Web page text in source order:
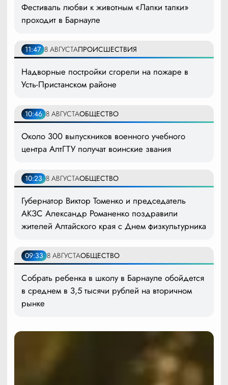
Фестиваль любви к животным «Лапки тапки»
проходит в Барнауле
11:47 8 АВГУСТАПРОИСШЕСТВИЯ
Надворные постройки сгорели на пожаре в
Усть-Пристанском районе
10:46 8 АВГУСТАОБЩЕСТВО
Около 300 выпускников военного учебного
центра АлтГТУ получат воинские звания
10:23 8 АВГУСТАОБЩЕСТВО
Губернатор Виктор Томенко и председатель
АКЗС Александр Романенко поздравили
жителей Алтайского края с Днем физкультурника
09:33 8 АВГУСТАОБЩЕСТВО
Собрать ребенка в школу в Барнауле обойдется
в среднем в 3,5 тысячи рублей на вторичном
рынке